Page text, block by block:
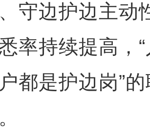
守边护边主动
率持续提高，
都是护边岗”